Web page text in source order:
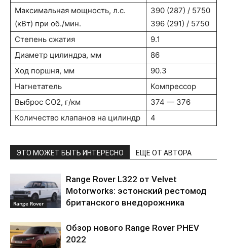
Максимальная мощность, л.с.
(кВт) при об./мин.
390 (287) / 5750
396 (291) / 5750
Степень сжатия
9.1
Диаметр цилиндра, мм
86
Ход поршня, мм
90.3
Нагнетатель
Компрессор
Выброс CO2, г/км
374 — 376
Количество клапанов на цилиндр
4
ЭТО МОЖЕТ БЫТЬ ИНТЕРЕСНО ЕЩЕ ОТ АВТОРА
Range Rover
Range Rover L322 от Velvet
Motorworks: эстонский рестомод
британского внедорожника
Обзор нового Range Rover PHEV
2022